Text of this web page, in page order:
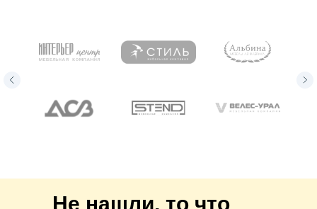
Не нашли, то что